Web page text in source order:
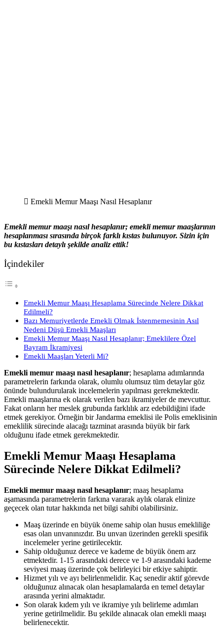
Emekli Memur Maaşı Nasıl Hesaplanır
Emekli memur maaşı nasıl hesaplanır; emekli memur maaşlarının
hesaplanması sırasında birçok farklı kıstas bulunuyor. Sizin için
bu kıstasları detaylı şekilde analiz ettik!
İçindekiler
Emekli Memur Maaşı Hesaplama Sürecinde Nelere Dikkat
Edilmeli?
Bazı Memuriyetlerde Emekli Olmak İstenmemesinin Asıl
Nedeni Düşü Emekli Maaşları
Emekli Memur Maaşı Nasıl Hesaplanır; Emeklilere Özel
Bayram İkramiyesi
Emekli Maaşları Yeterli Mi?
Emekli memur maaşı nasıl hesaplanır; hesaplama adımlarında
parametrelerin farkında olarak, olumlu olumsuz tüm detaylar göz
önünde bulundurularak incelemelerin yapılması gerekmektedir.
Emekli maaşlarına ek olarak verilen bazı ikramiyeler de mevcuttur.
Fakat onların her meslek grubunda farklılık arz edebildiğini ifade
etmek gerekiyor. Örneğin bir Jandarma emeklisi ile Polis emeklisinin
emeklilik sürecinde alacağı tazminat arasında büyük bir fark
olduğunu ifade etmek gerekmektedir.
Emekli Memur Maaşı Hesaplama
Sürecinde Nelere Dikkat Edilmeli?
Emekli memur maaşı nasıl hesaplanır; maaş hesaplama
aşamasında parametrelerin farkına vararak aylık olarak elinize
geçecek olan tutar hakkında net bilgi sahibi olabilirsiniz.
Maaş üzerinde en büyük öneme sahip olan husus emekliliğe
esas olan unvanınızdır. Bu unvan üzerinden gerekli spesifik
incelemeler yerine getirilecektir.
Sahip olduğunuz derece ve kademe de büyük önem arz
etmektedir. 1-15 arasındaki derece ve 1-9 arasındaki kademe
seviyesi maaş üzerinde çok belirleyici bir etkiye sahiptir.
Hizmet yılı ve ayı belirlenmelidir. Kaç senedir aktif görevde
olduğunuz alınacak olan hesaplamalarda en temel detaylar
arasında yerini almaktadır.
Son olarak kıdem yılı ve ikramiye yılı belirleme adımları
yerine getirilmelidir. Bu şekilde alınacak olan emekli maaşı
belirlenecektir.